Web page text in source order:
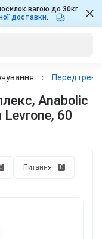
вагою до 30кг.
доставки.
Anabolic
Levrone, 60
0 Питання 0